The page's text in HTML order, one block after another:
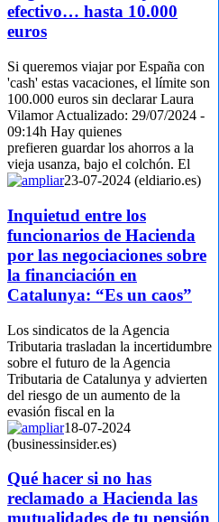
efectivo… hasta 10.000
euros
Si queremos viajar por España con
'cash' estas vacaciones, el límite son
100.000 euros sin declarar Laura
Vilamor Actualizado: 29/07/2024 -
09:14h Hay quienes
prefieren guardar los ahorros a la
vieja usanza, bajo el colchón. El
23-07-2024 (eldiario.es)
Inquietud entre los
funcionarios de Hacienda
por las negociaciones sobre
la financiación en
Catalunya: “Es un caos”
Los sindicatos de la Agencia
Tributaria trasladan la incertidumbre
sobre el futuro de la Agencia
Tributaria de Catalunya y advierten
del riesgo de un aumento de la
evasión fiscal en la
18-07-2024
(businessinsider.es)
Qué hacer si no has
reclamado a Hacienda las